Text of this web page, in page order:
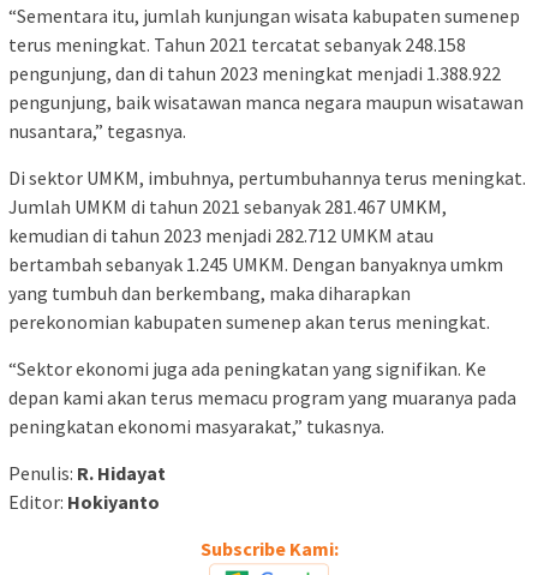
“Sementara itu, jumlah kunjungan wisata kabupaten sumenep
terus meningkat. Tahun 2021 tercatat sebanyak 248.158
pengunjung, dan di tahun 2023 meningkat menjadi 1.388.922
pengunjung, baik wisatawan manca negara maupun wisatawan
nusantara,” tegasnya.
Di sektor UMKM, imbuhnya, pertumbuhannya terus meningkat.
Jumlah UMKM di tahun 2021 sebanyak 281.467 UMKM,
kemudian di tahun 2023 menjadi 282.712 UMKM atau
bertambah sebanyak 1.245 UMKM. Dengan banyaknya umkm
yang tumbuh dan berkembang, maka diharapkan
perekonomian kabupaten sumenep akan terus meningkat.
“Sektor ekonomi juga ada peningkatan yang signifikan. Ke
depan kami akan terus memacu program yang muaranya pada
peningkatan ekonomi masyarakat,” tukasnya.
Penulis: R. Hidayat
Editor: Hokiyanto
Subscribe Kami: